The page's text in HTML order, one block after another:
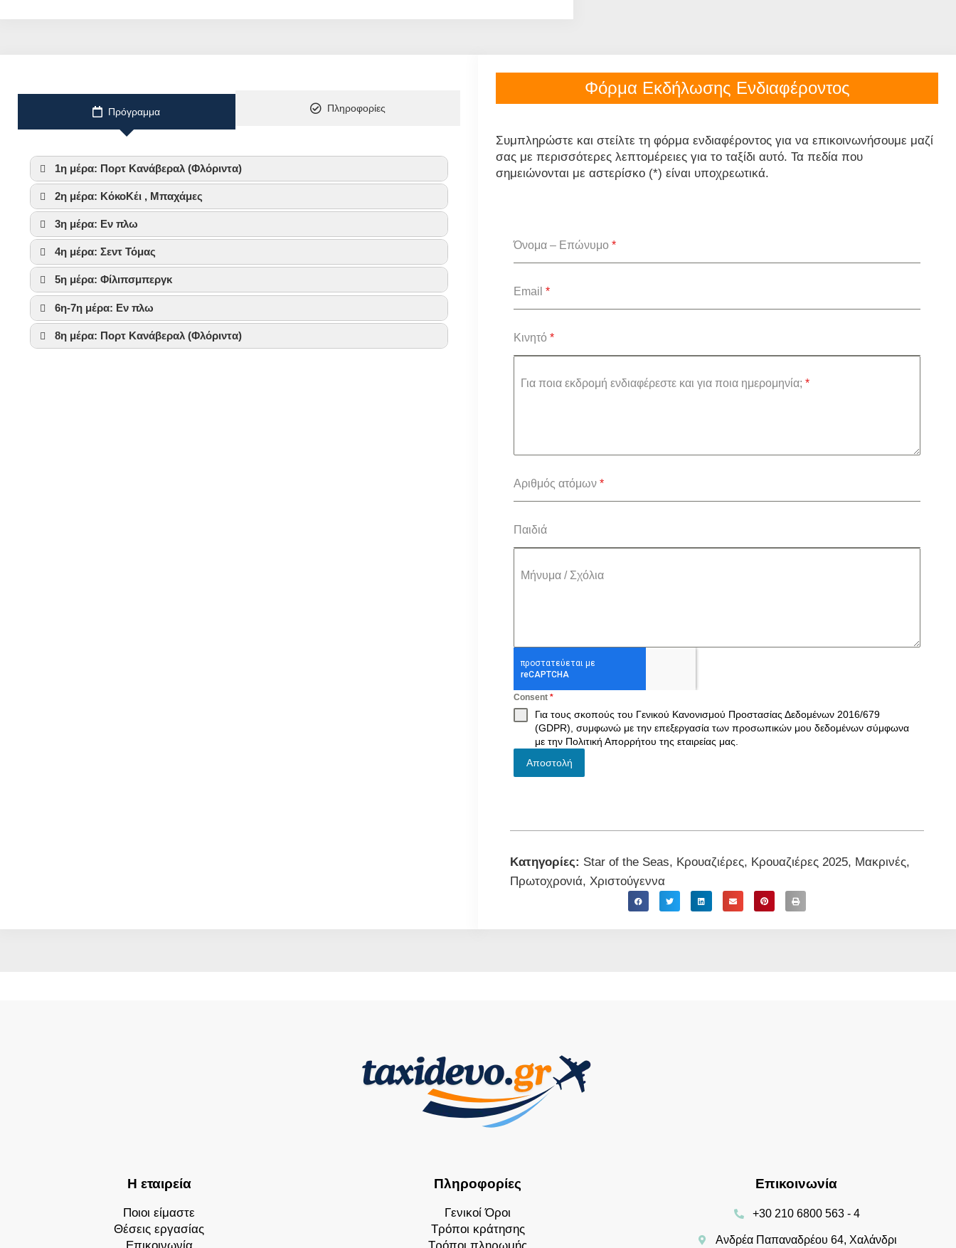
Πρόγραμμα Πληροφορίες
1η μέρα: Πορτ Κανάβεραλ (Φλόριντα)
2η μέρα: ΚόκοΚέι , Μπαχάμες
3η μέρα: Εν πλω
4η μέρα: Σεντ Τόμας
5η μέρα: Φίλιπσμπεργκ
6η-7η μέρα: Εν πλω
8η μέρα: Πορτ Κανάβεραλ (Φλόριντα)
Φόρμα Εκδήλωσης Ενδιαφέροντος
Συμπληρώστε και στείλτε τη φόρμα ενδιαφέροντος για να επικοινωνήσουμε μαζί
σας με περισσότερες λεπτομέρειες για το ταξίδι αυτό. Τα πεδία που
σημειώνονται με αστερίσκο (*) είναι υποχρεωτικά.
Όνομα – Επώνυμο *
Email *
Κινητό *
Για ποια εκδρομή ενδιαφέρεστε και για ποια ημερομηνία; *
Αριθμός ατόμων *
Παιδιά
Μήνυμα / Σχόλια
Consent *
Για τους σκοπούς του Γενικού Κανονισμού Προστασίας Δεδομένων 2016/679
(GDPR), συμφωνώ με την επεξεργασία των προσωπικών μου δεδομένων σύμφωνα
με την Πολιτική Απορρήτου της εταιρείας μας.
Αποστολή
Κατηγορίες: Star of the Seas, Κρουαζιέρες, Κρουαζιέρες 2025, Μακρινές,
Πρωτοχρονιά, Χριστούγεννα
Η εταιρεία
Ποιοι είμαστε
Θέσεις εργασίας
Πληροφορίες
Γενικοί Όροι
Τρόποι κράτησης
Επικοινωνία
+30 210 6800 563 - 4
Ανδρέα Παπαναδρέου 64, Χαλάνδρι